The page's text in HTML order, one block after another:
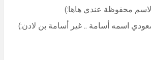
محفوظة عندي هاها:)
اسمه أسامة .. غير أسامة بن لادن:)